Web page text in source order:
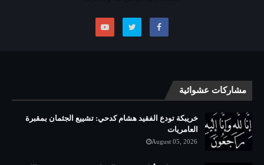
مشاركات عشوائية
خريبكة تودع الفقيد هشام كدحي: تشييع الجثمان بمقبرة
العامريات
August 05, 2026